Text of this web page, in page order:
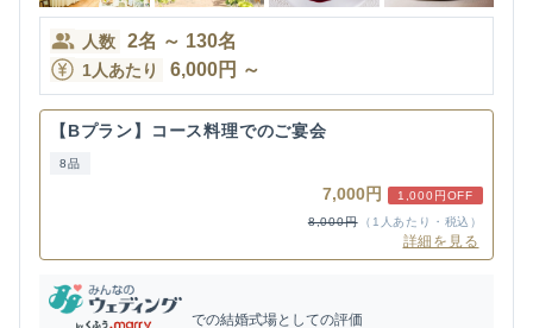
人数 2名 ～ 130名
1人あたり 6,000円 ～
【Bプラン】コース料理でのご宴会
8品
7,000円
1,000円OFF
8,000円
（1人あたり・税込）
詳細を見る
での結婚式場としての評価